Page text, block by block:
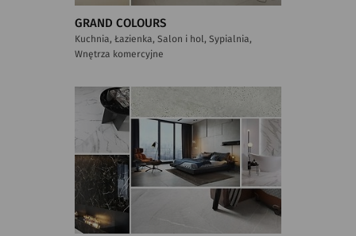
GRAND COLOURS
Kuchnia, Łazienka, Salon i hol, Sypialnia,
Wnętrza komercyjne